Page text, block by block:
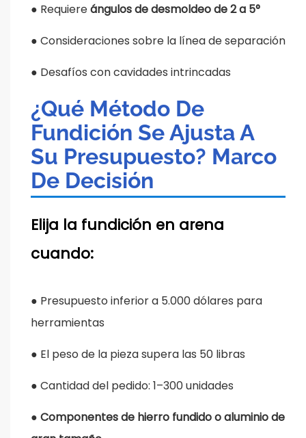
● Requiereángulos de desmoldeo de 2 a 5°
● Consideraciones sobre la línea de separación
● Desafíos con cavidades intrincadas
¿Qué Método De
Fundición Se Ajusta A
Su Presupuesto? Marco
De Decisión
Elija la fundición en arena
cuando:
● Presupuesto inferior a 5.000 dólares para
herramientas
● El peso de la pieza supera las 50 libras
● Cantidad del pedido: 1–300 unidades
● Componentes de hierro fundido o aluminio de